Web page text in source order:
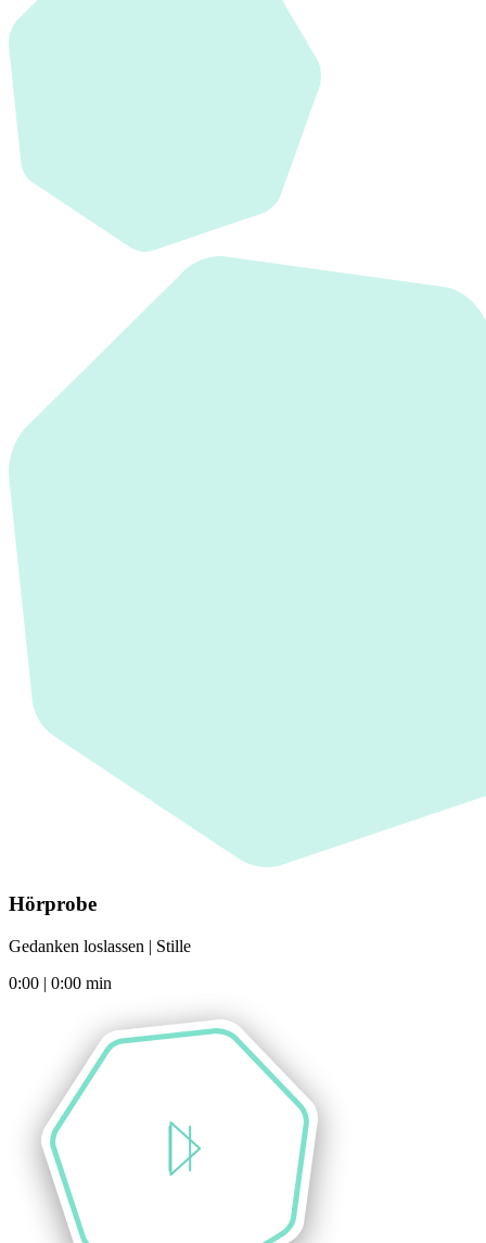
Hörprobe
Gedanken loslassen | Stille
0:00 | 0:00 min